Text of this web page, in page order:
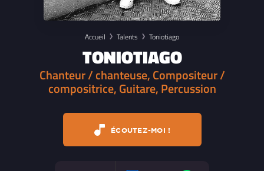
Accueil Talents Toniotiago
TONIOTIAGO
Chanteur / chanteuse, Compositeur /
compositrice, Guitare, Percussion
ÉCOUTEZ-MOI !